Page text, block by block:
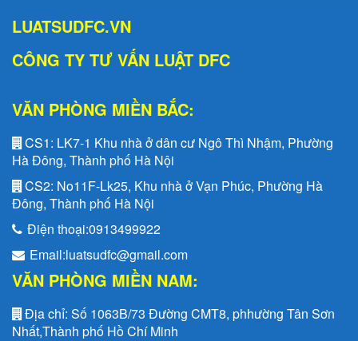
LUATSUDFC.VN
CÔNG TY TƯ VẤN LUẬT DFC
VĂN PHÒNG MIỀN BẮC:
CS1: LK7-1 Khu nhà ở dân cư Ngô Thì Nhậm, Phường
Hà Đông, Thành phố Hà Nội
CS2: No11F-Lk25, Khu nhà ở Vạn Phúc, Phường Hà
Đông, Thành phố Hà Nội
Điện thoại:0913499922
Email:luatsudfc@gmail.com
VĂN PHÒNG MIỀN NAM:
Địa chỉ: Số 1063B/73 Đường CMT8, phhường Tân Sơn
Nhất,Thành phố Hồ Chí Minh